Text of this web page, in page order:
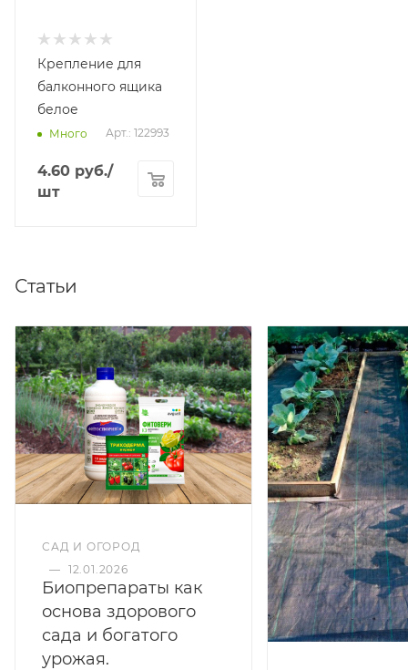
Крепление для
балконного ящика
белое
Много Арт.: 122993
4.60 руб./
шт
Статьи
САД И ОГОРОД
— 12.01.2026
Биопрепараты как
основа здорового
сада и богатого
урожая.